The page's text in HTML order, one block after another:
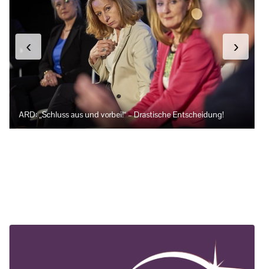
‹
ARD: „Schluss aus und vorbei!“ – Drastische Entscheidung!
›